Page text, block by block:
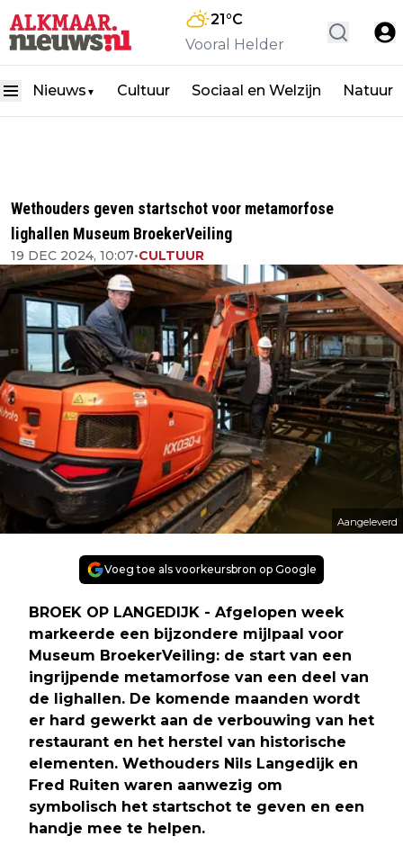
21°C
Vooral Helder
Nieuws ▼ Cultuur Sociaal en Welzijn Natuur
Wethouders geven startschot voor metamorfose
lighallen Museum BroekerVeiling
19 DEC 2024, 10:07•CULTUUR
Aangeleverd
Voeg toe als voorkeursbron op Google
BROEK OP LANGEDIJK - Afgelopen week
markeerde een bijzondere mijlpaal voor
Museum BroekerVeiling: de start van een
ingrijpende metamorfose van een deel van
de lighallen. De komende maanden wordt
er hard gewerkt aan de verbouwing van het
restaurant en het herstel van historische
elementen. Wethouders Nils Langedijk en
Fred Ruiten waren aanwezig om
symbolisch het startschot te geven en een
handje mee te helpen.